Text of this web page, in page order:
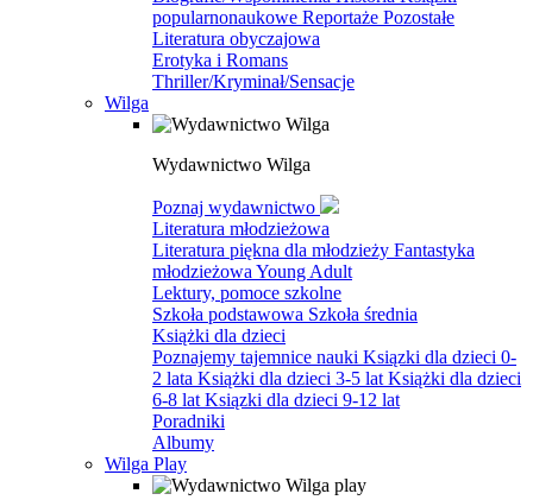
popularnonaukowe Reportaże Pozostałe
Literatura obyczajowa
Erotyka i Romans
Thriller/Kryminał/Sensacje
Wilga
Wydawnictwo Wilga
Poznaj wydawnictwo
Literatura młodzieżowa
Literatura piękna dla młodzieży Fantastyka
młodzieżowa Young Adult
Lektury, pomoce szkolne
Szkoła podstawowa Szkoła średnia
Książki dla dzieci
Poznajemy tajemnice nauki Ksiązki dla dzieci 0-
2 lata Książki dla dzieci 3-5 lat Książki dla dzieci
6-8 lat Ksiązki dla dzieci 9-12 lat
Poradniki
Albumy
Wilga Play